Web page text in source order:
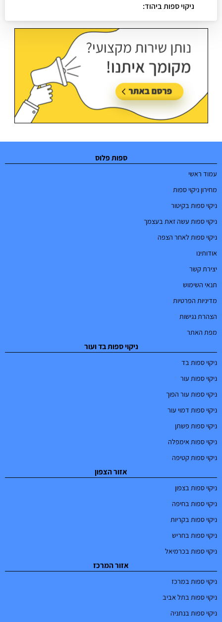
ניקוי ספות ביהוד:
עודכן בתאריך:02/07/2026, בשעה 08:53
ספות פלוס
עמוד ראשי
מחירון ניקוי ספות
ניקוי ספות בקיטור
ניקוי ספות עשה זאת בעצמך
ניקוי ספות לאחר הצפה
אודותינו
יצירת קשר
תנאי השימוש
מדיניות הפרטיות
הצהרת נגישות
מפת האתר
ניקוי ספות בד ועור
ניקוי ספות בד
ניקוי ספות עור
ניקוי ספות עור הפוך
ניקוי ספות דמוי עור
ניקוי ספות פשתן
ניקוי ספות אימפלה
ניקוי ספות קטיפה
אזור הצפון
ניקוי ספות בצפון
ניקוי ספות בחיפה
ניקוי ספות בקריות
ניקוי ספות בחריש
ניקוי ספות בכרמיאל
אזור המרכז
ניקוי ספות במרכז
ניקוי ספות בתל אביב
ניקוי ספות בנתניה